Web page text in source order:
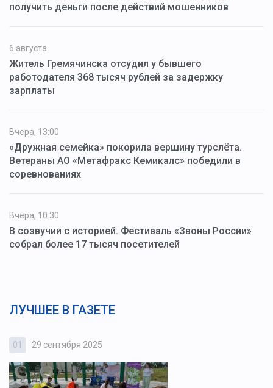
получить деньги после действий мошенников
6 августа
Житель Гремячинска отсудил у бывшего
работодателя 368 тысяч рублей за задержку
зарплаты
Вчера, 13:00
«Дружная семейка» покорила вершину турслёта.
Ветераны АО «Метафракс Кемикалс» победили в
соревнованиях
Вчера, 10:30
В созвучии с историей. Фестиваль «Звоны России»
собрал более 17 тысяч посетителей
ЛУЧШЕЕ В ГАЗЕТЕ
01 29 сентября 2025